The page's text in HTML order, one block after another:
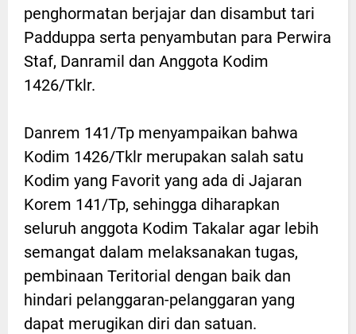
penghormatan berjajar dan disambut tari
Padduppa serta penyambutan para Perwira
Staf, Danramil dan Anggota Kodim
1426/Tklr.
Danrem 141/Tp menyampaikan bahwa
Kodim 1426/Tklr merupakan salah satu
Kodim yang Favorit yang ada di Jajaran
Korem 141/Tp, sehingga diharapkan
seluruh anggota Kodim Takalar agar lebih
semangat dalam melaksanakan tugas,
pembinaan Teritorial dengan baik dan
hindari pelanggaran-pelanggaran yang
dapat merugikan diri dan satuan.